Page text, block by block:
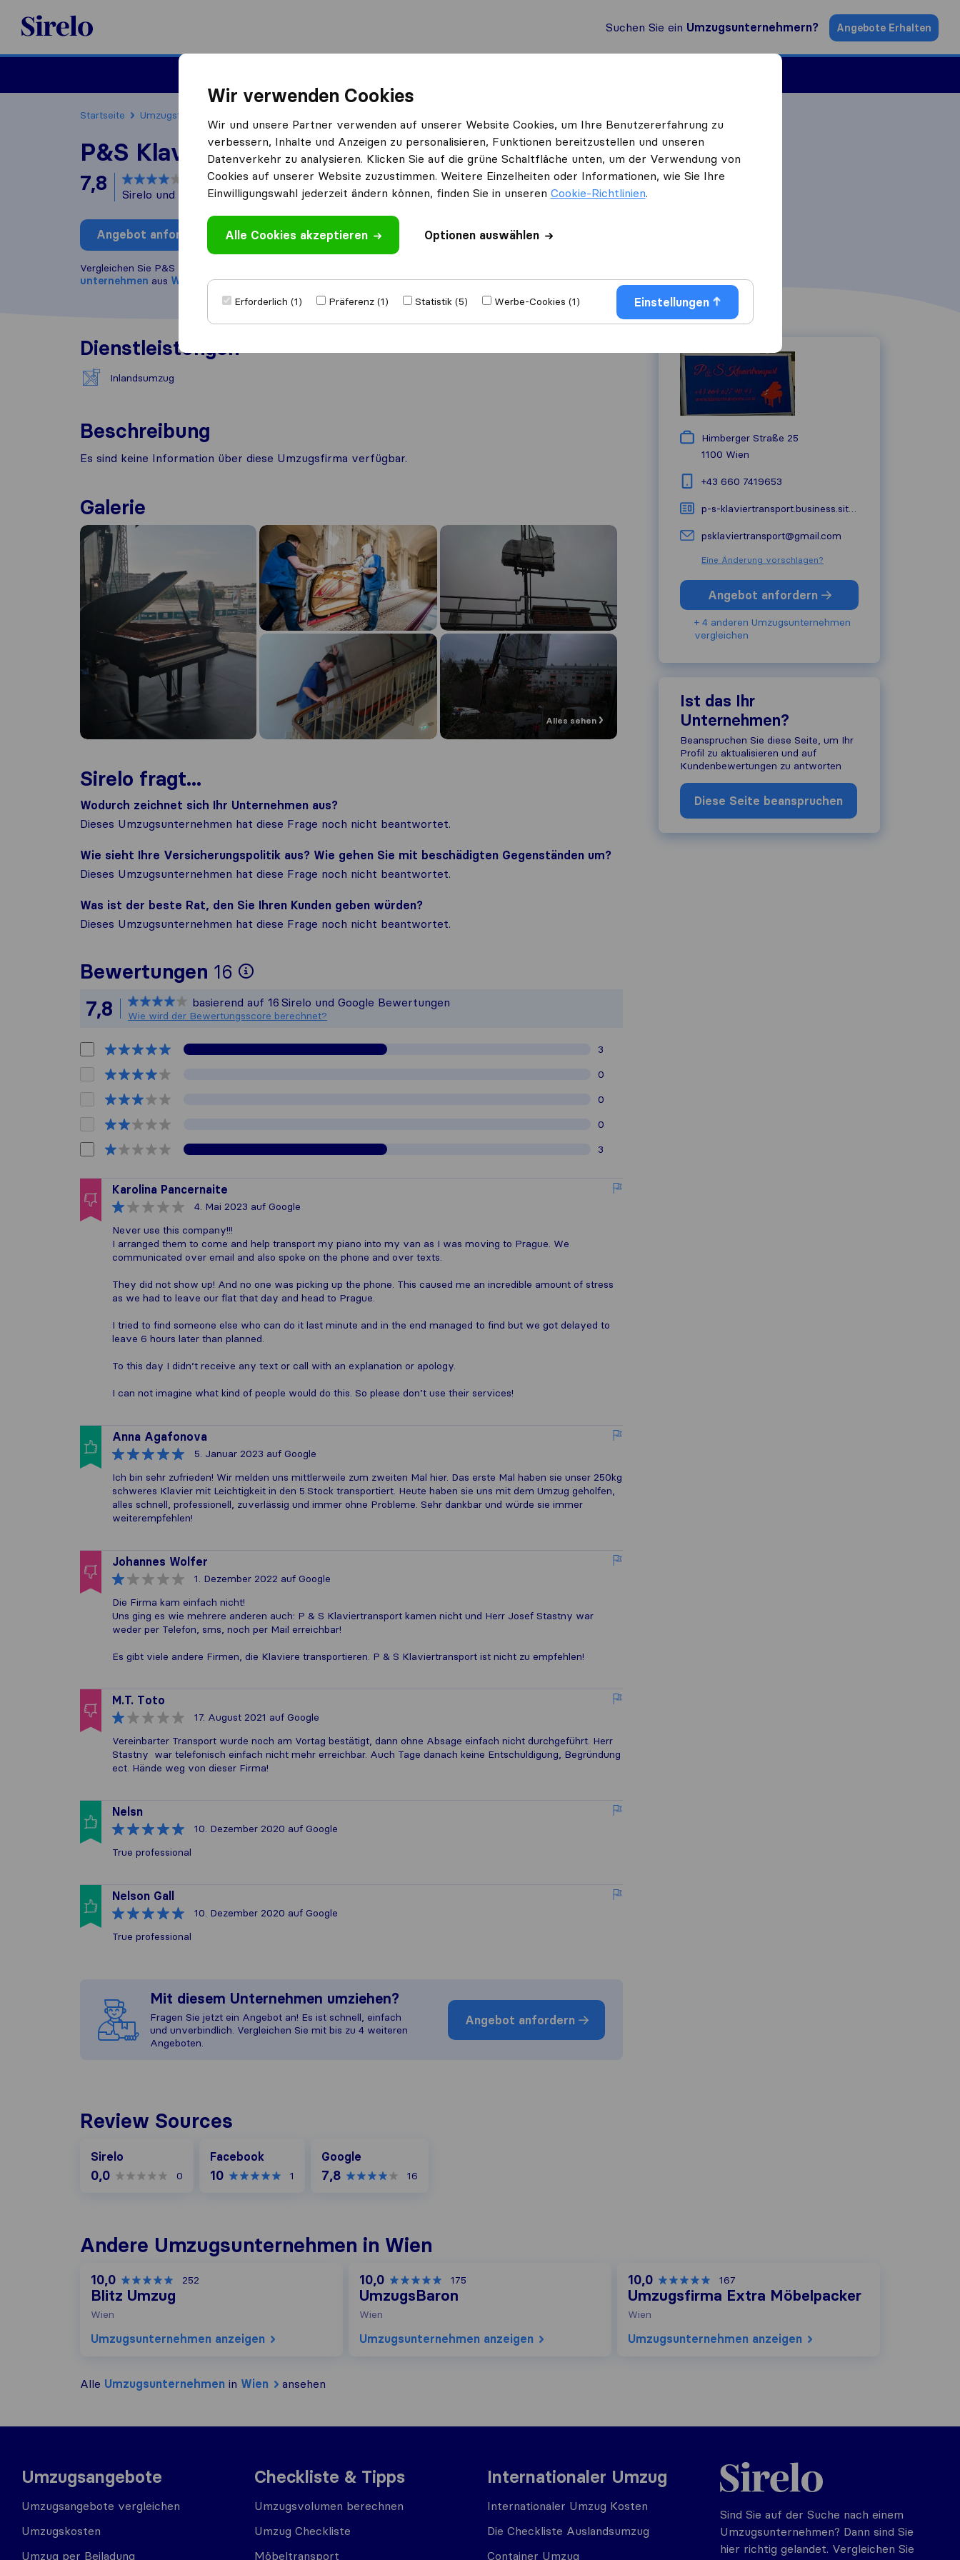
Sirelo.at
Suchen Sie ein Umzugsunternehmern? Angebote Erhalten
Startseite Umzugsfirmen
P&S Klaviertransport
7,8 basierend auf16
Sirelo und Google Bewertungen
Angebot anfordern Bewertung schreiben
Vergleichen Sie P&S Klaviertransport mit anderen
unternehmen aus Wien
Dienstleistungen
Inlandsumzug
Beschreibung
Es sind keine Information über diese Umzugsfirma verfügbar.
Galerie
Alles sehen
Sirelo fragt...
Wodurch zeichnet sich Ihr Unternehmen aus?
Dieses Umzugsunternehmen hat diese Frage noch nicht beantwortet.
Wie sieht Ihre Versicherungspolitik aus? Wie gehen Sie mit beschädigten Gegenständen um?
Dieses Umzugsunternehmen hat diese Frage noch nicht beantwortet.
Was ist der beste Rat, den Sie Ihren Kunden geben würden?
Dieses Umzugsunternehmen hat diese Frage noch nicht beantwortet.
Bewertungen 16
Um Ihnen ein vollständiges Bild von der Qualität eines Umzugsunternehmens
Alle gesammelten Kundenbewertungen von Nutzern von Sirelo unterliegen
7,8 basierend auf 16 Sirelo und Google Bewertungen
Wie wird der Bewertungsscore berechnet?
3
0
0
0
3
Karolina Pancernaite
4. Mai 2023 auf Google
Never use this company!!!
I arranged them to come and help transport my piano into my van as I was moving to Prague. We
communicated over email and also spoke on the phone and over texts.
They did not show up! And no one was picking up the phone. This caused me an incredible amount of stress
as we had to leave our flat that day and head to Prague.
I tried to find someone else who can do it last minute and in the end managed to find but we got delayed to
leave 6 hours later than planned.
To this day I didn’t receive any text or call with an explanation or apology.
I can not imagine what kind of people would do this. So please don’t use their services!
Anna Agafonova
5. Januar 2023 auf Google
Ich bin sehr zufrieden! Wir melden uns mittlerweile zum zweiten Mal hier. Das erste Mal haben sie unser 250kg
schweres Klavier mit Leichtigkeit in den 5.Stock transportiert. Heute haben sie uns mit dem Umzug geholfen,
alles schnell, professionell, zuverlässig und immer ohne Probleme. Sehr dankbar und würde sie immer
weiterempfehlen!
Johannes Wolfer
1. Dezember 2022 auf Google
Die Firma kam einfach nicht!
Uns ging es wie mehrere anderen auch: P & S Klaviertransport kamen nicht und Herr Josef Stastny war
weder per Telefon, sms, noch per Mail erreichbar!
Es gibt viele andere Firmen, die Klaviere transportieren. P & S Klaviertransport ist nicht zu empfehlen!
M.T. Toto
17. August 2021 auf Google
Vereinbarter Transport wurde noch am Vortag bestätigt, dann ohne Absage einfach nicht durchgeführt. Herr
Stastny war telefonisch einfach nicht mehr erreichbar. Auch Tage danach keine Entschuldigung, Begründung
ect. Hände weg von dieser Firma!
Nelsn
10. Dezember 2020 auf Google
True professional
Nelson Gall
10. Dezember 2020 auf Google
True professional
Mit diesem Unternehmen umziehen?
Fragen Sie jetzt ein Angebot an! Es ist schnell, einfach
und unverbindlich. Vergleichen Sie mit bis zu 4 weiteren
Angeboten.
Angebot anfordern
Himberger Straße 25
1100 Wien
+43 660 7419653
p-s-klaviertransport.business.site :// 🔗
psklaviertransport@gmail.com
Eine Änderung vorschlagen?
Angebot anfordern
+ 4 anderen Umzugs​unternehmen
vergleichen
Ist das Ihr
Unternehmen?
Beanspruchen Sie diese Seite, um Ihr
Profil zu aktualisieren und auf
Kundenbewertungen zu antworten
Diese Seite beanspruchen
Review Sources
Sirelo
0,0 0
Facebook
10 1
Google
7,8 16
Andere Umzugs​unternehmen in Wien
10,0 252
Blitz Umzug
Wien
Umzugs​unternehmen anzeigen
10,0 175
UmzugsBaron
Wien
Umzugs​unternehmen anzeigen
10,0 167
Umzugsfirma Extra Möbelpacker
Wien
Umzugs​unternehmen anzeigen
Alle Umzugs​unternehmen in Wien ansehen
Umzugsangebote
Umzugsangebote vergleichen
Umzugskosten
Umzug per Beiladung
Checkliste & Tipps
Umzugsvolumen berechnen
Umzug Checkliste
Möbeltransport
Internationaler Umzug
Internationaler Umzug Kosten
Die Checkliste Auslandsumzug
Container Umzug
Sirelo.at
Sind Sie auf der Suche nach einem
Umzugsunternehmen? Dann sind Sie
hier richtig gelandet. Vergleichen Sie
Wir verwenden Cookies
Wir und unsere Partner verwenden auf unserer Website Cookies, um Ihre Benutzererfahrung zu
verbessern, Inhalte und Anzeigen zu personalisieren, Funktionen bereitzustellen und unseren
Datenverkehr zu analysieren. Klicken Sie auf die grüne Schaltfläche unten, um der Verwendung von
Cookies auf unserer Website zuzustimmen. Weitere Einzelheiten oder Informationen, wie Sie Ihre
Einwilligungswahl jederzeit ändern können, finden Sie in unseren Cookie-Richtlinien.
Alle Cookies akzeptieren Optionen auswählen
Erforderlich (1) Präferenz (1) Statistik (5) Werbe-Cookies (1) Einstellungen